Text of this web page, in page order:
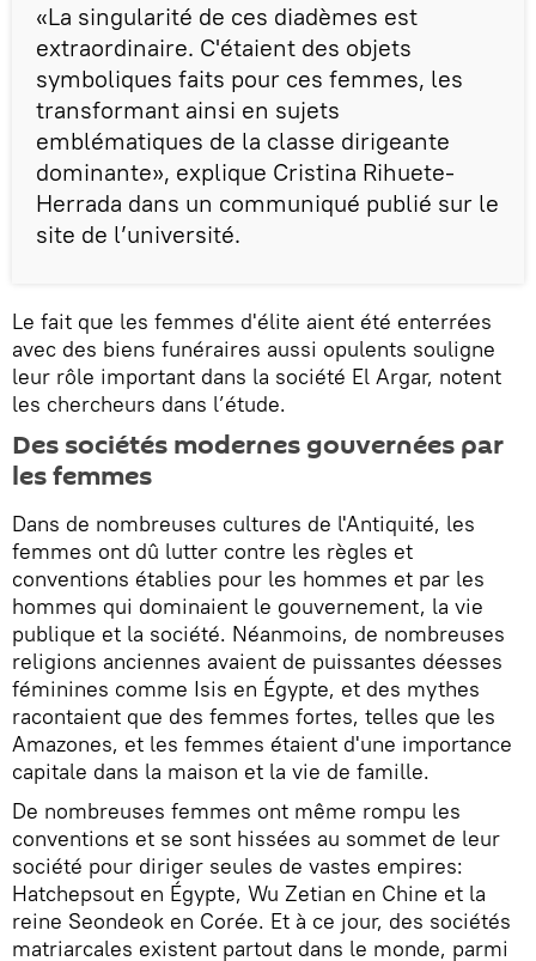
«La singularité de ces diadèmes est
extraordinaire. C'étaient des objets
symboliques faits pour ces femmes, les
transformant ainsi en sujets
emblématiques de la classe dirigeante
dominante», explique Cristina Rihuete-
Herrada dans un communiqué publié sur le
site de l’université.
Le fait que les femmes d'élite aient été enterrées
avec des biens funéraires aussi opulents souligne
leur rôle important dans la société El Argar, notent
les chercheurs dans l’étude.
Des sociétés modernes gouvernées par
les femmes
Dans de nombreuses cultures de l'Antiquité, les
femmes ont dû lutter contre les règles et
conventions établies pour les hommes et par les
hommes qui dominaient le gouvernement, la vie
publique et la société. Néanmoins, de nombreuses
religions anciennes avaient de puissantes déesses
féminines comme Isis en Égypte, et des mythes
racontaient que des femmes fortes, telles que les
Amazones, et les femmes étaient d'une importance
capitale dans la maison et la vie de famille.
De nombreuses femmes ont même rompu les
conventions et se sont hissées au sommet de leur
société pour diriger seules de vastes empires:
Hatchepsout en Égypte, Wu Zetian en Chine et la
reine Seondeok en Corée. Et à ce jour, des sociétés
matriarcales existent partout dans le monde, parmi